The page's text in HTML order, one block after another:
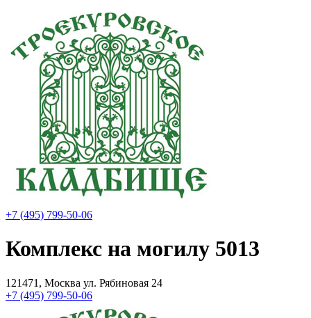
+7 (495) 799-50-06
Комплекс на могилу 5013
121471, Москва ул. Рябиновая 24
+7 (495) 799-50-06